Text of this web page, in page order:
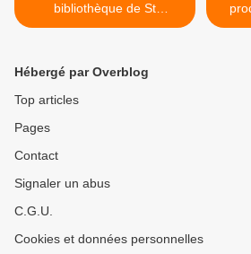
bibliothèque de St
Christophe
Hébergé par Overblog
Top articles
Pages
Contact
Signaler un abus
C.G.U.
Cookies et données personnelles